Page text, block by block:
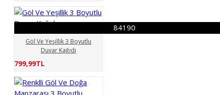
84190
Göl Ve Yeşillik 3 Boyutlu
Duvar Kağıdı
799,99TL